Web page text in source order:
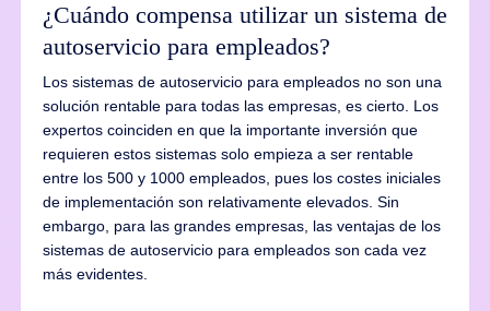
¿Cuándo compensa utilizar un sistema de
autoservicio para empleados?
Los sistemas de autoservicio para empleados no son una
solución rentable para todas las empresas, es cierto. Los
expertos coinciden en que la importante inversión que
requieren estos sistemas solo empieza a ser rentable
entre los 500 y 1000 empleados, pues los costes iniciales
de implementación son relativamente elevados. Sin
embargo, para las grandes empresas, las ventajas de los
sistemas de autoservicio para empleados son cada vez
más evidentes.